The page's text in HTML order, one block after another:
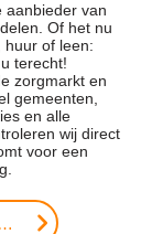
aanbieder van
Of het nu
huur of leen:
terecht!
zorgmarkt en
gemeenten,
en alle
wij direct
voor een
Ga naar de website